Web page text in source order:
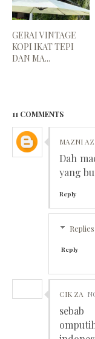
GERAI VINTAGE
KOPI IKAT TEPI
DAN MA...
11 COMMENTS
MAZNI
Dah
yang
Reply
Replies
Reply
CIK ZA